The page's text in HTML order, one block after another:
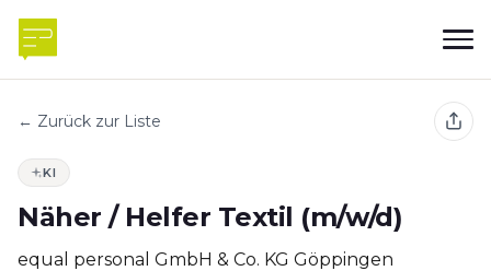
← Zurück zur Liste
KI
Näher / Helfer Textil (m/w/d)
equal personal GmbH & Co. KG Göppingen